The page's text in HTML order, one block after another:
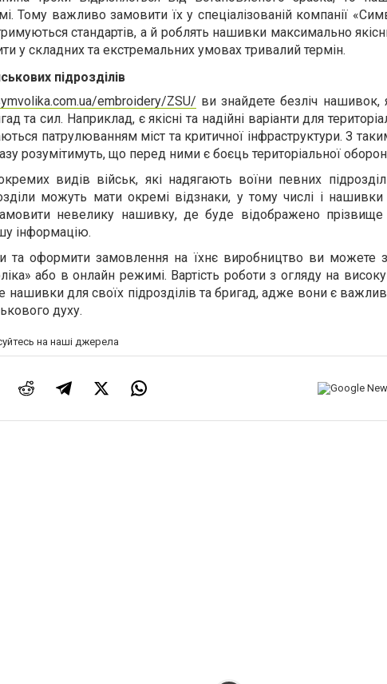
Тому важливо замовити їх у спеціалізованій компанії
стандартів, а й роблять нашивки максимально
у складних та екстремальних умовах тривалий термін.
підрозділів
embroidery/ZSU/ ви знайдете безліч нашивок,
та сил. Наприклад, є якісні та надійні варіанти для
патрулюванням міст та критичної інфраструктури. З
розумітимуть, що перед ними є боєць територіальної
видів військ, які надягають воїни певних
можуть мати окремі відзнаки, у тому числі і нашивки
невелику нашивку, де буде відображено прізвище
інформацію.
та оформити замовлення на їхнє виробництво ви можете
або в онлайн режимі. Вартість роботи з огляду на
нашивки для своїх підрозділів та бригад, адже вони є
духу.
на наші джерела